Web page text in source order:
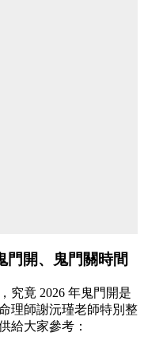
門開、鬼門關時間
究竟 2026 年鬼門開是
理師謝沅瑾老師特別整
給大家參考：